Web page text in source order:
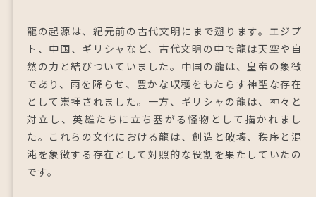
龍の起源は、紀元前の古代文明にまで遡ります。エジプ
ト、中国、ギリシャなど、古代文明の中で龍は天空や自
然の力と結びついていました。中国の龍は、皇帝の象徴
であり、雨を降らせ、豊かな収穫をもたらす神聖な存在
として崇拝されました。一方、ギリシャの龍は、神々と
対立し、英雄たちに立ち塞がる怪物として描かれまし
た。これらの文化における龍は、創造と破壊、秩序と混
沌を象徴する存在として対照的な役割を果たしていたの
です。